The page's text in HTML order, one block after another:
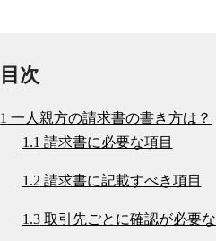
目次
1 一人親方の請求書の書き方は？
1.1 請求書に必要な項目
1.2請求書に記載すべき項目
1.3取引先ごとに確認が必要